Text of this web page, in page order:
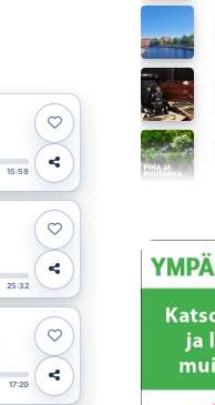
15:59
25:32
17:20